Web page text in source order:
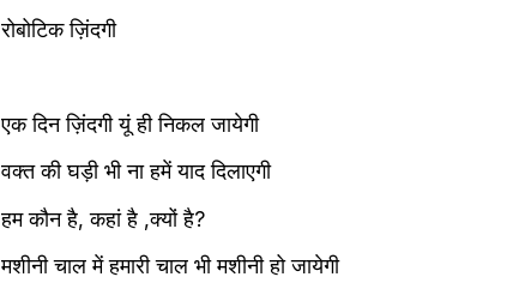
रोबोटिक ज़िंदगी
एक दिन ज़िंदगी यूं ही निकल जायेगी
वक्त की घड़ी भी ना हमें याद दिलाएगी
हम कौन है, कहां है ,क्यों है?
मशीनी चाल में हमारी चाल भी मशीनी हो जायेगी